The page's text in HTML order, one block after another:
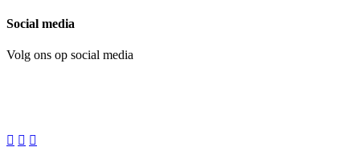
Social media
Volg ons op social media
  